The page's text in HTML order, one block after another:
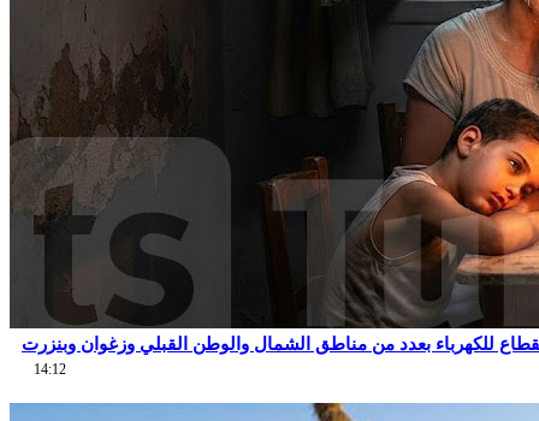
للكهرباء بعدد من مناطق الشمال والوطن القبلي وزغوان وبنزرت
14:12